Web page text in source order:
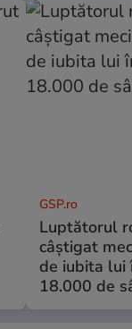
GSP.ro
Luptătorul
câștigat
de iubita lui
18.000 de